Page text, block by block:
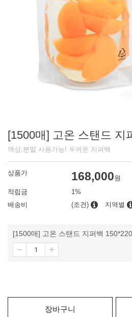
[1500매] 고온 스탠드 지
액상,분말 사용가능! 두꺼운 지퍼백
상품가 168,000원
적립금
1%
배송비
(조건) 지역별
[1500매] 고온 스탠드 지퍼백
장바구니